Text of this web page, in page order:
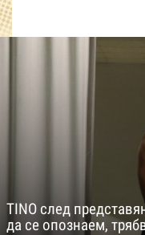
TINO след
да се опознаем,